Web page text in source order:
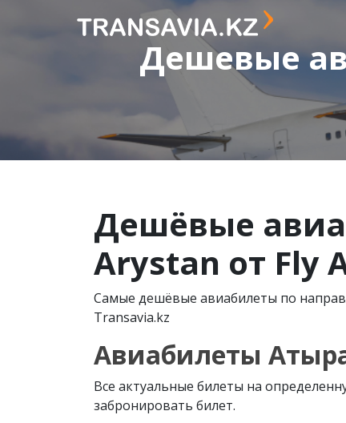
Дешевые
Дешёвые
Arystan от Fly
Самые дешёвые авиабилеты по
Transavia.kz
Авиабилеты
Все актуальные билеты на
забронировать билет.